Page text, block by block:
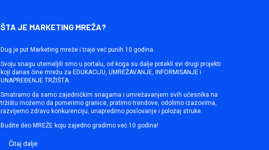
ŠTA JE MARKETING MREŽA?
Dug je put Marketing mreže i traje već punih 10 godina.
Svoju snagu utemeljili smo u portalu, od koga su dalje potekli svi drugi projekti
koji danas čine mrežu za EDUKACIJU, UMREŽAVANJE, INFORMISANJE i
UNAPREĐENJE TRŽIŠTA.
Smatramo da samo zajedničkim snagama i umrežavanjem svih učesnika na
tržištu možemo da pomerimo granice, pratimo trendove, odolimo izazovima,
razvijemo zdravu konkurenciju, unapredimo poslovanje i položaj struke.
Budite deo MREŽE koju zajedno gradimo već 10 godina!
Čitaj dalje